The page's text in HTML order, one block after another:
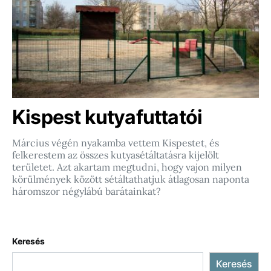
Kispest kutyafuttatói
Március végén nyakamba vettem Kispestet, és
felkerestem az összes kutyasétáltatásra kijelölt
területet. Azt akartam megtudni, hogy vajon milyen
körülmények között sétáltathatjuk átlagosan naponta
háromszor négylábú barátainkat?
Keresés
Keresés